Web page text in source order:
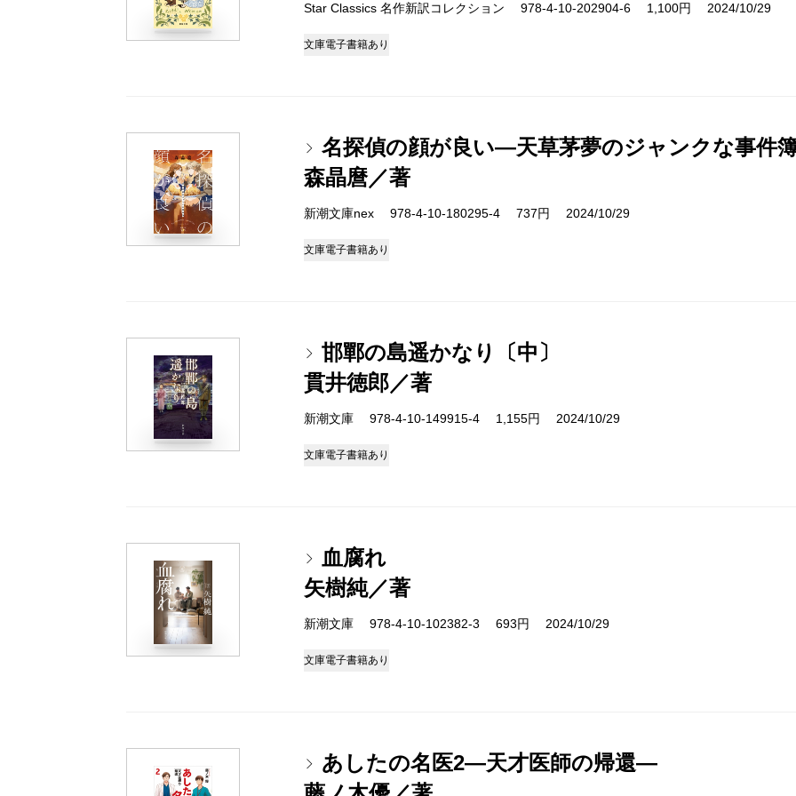
Star Classics 名作新訳コレクション 978-4-10-202904-6 1,100円 2024/10/29
文庫電子書籍あり
名探偵の顔が良い―天草茅夢のジャンクな事件
森晶麿／著
新潮文庫nex 978-4-10-180295-4 737円 2024/10/29
文庫電子書籍あり
邯鄲の島遥かなり〔中〕
貫井徳郎／著
新潮文庫 978-4-10-149915-4 1,155円 2024/10/29
文庫電子書籍あり
血腐れ
矢樹純／著
新潮文庫 978-4-10-102382-3 693円 2024/10/29
文庫電子書籍あり
あしたの名医2―天才医師の帰還―